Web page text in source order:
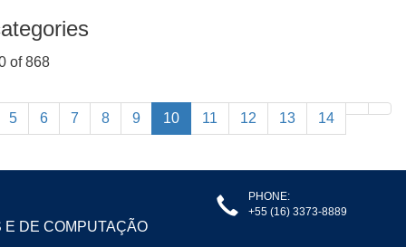
of 868
5 6 7 8 9 10 11 12 13 14
DE COMPUTAÇÃO
PHONE:
+55 (16) 3373-8889